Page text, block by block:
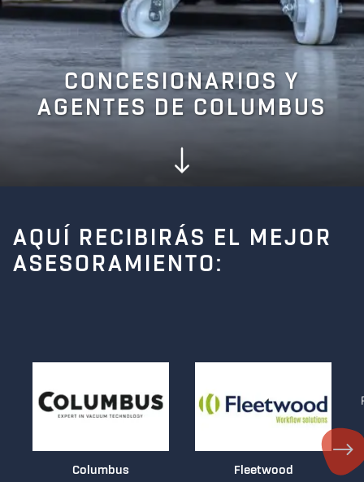
CONCESIONARIOS Y
AGENTES DE COLUMBUS
AQUÍ RECIBIRÁS EL MEJOR
ASESORAMIENTO:
Columbus
Fleetwood